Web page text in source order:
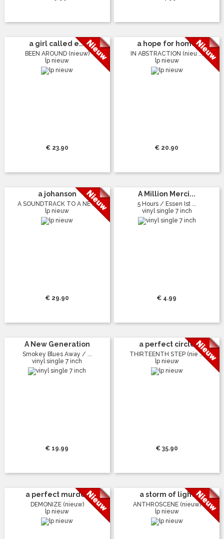
a girl called e...
BEEN AROUND (nieuw)
lp nieuw
€ 23.90
a hope for home
IN ABSTRACTION (nieu ...
lp nieuw
€ 20.90
a johanson
A SOUNDTRACK TO A NE ...
lp nieuw
€ 29.90
A Million Merci...
5 Hours / Essen Ist ...
vinyl single 7 inch
€ 4.99
A New Generation
Smokey Blues Away / ...
vinyl single 7 inch
€ 19.99
a perfect circle
THIRTEENTH STEP (nie ...
lp nieuw
€ 35.90
a perfect murder
DEMONIZE (nieuw)
lp nieuw
a storm of light
ANTHROSCENE (nieuw)
lp nieuw